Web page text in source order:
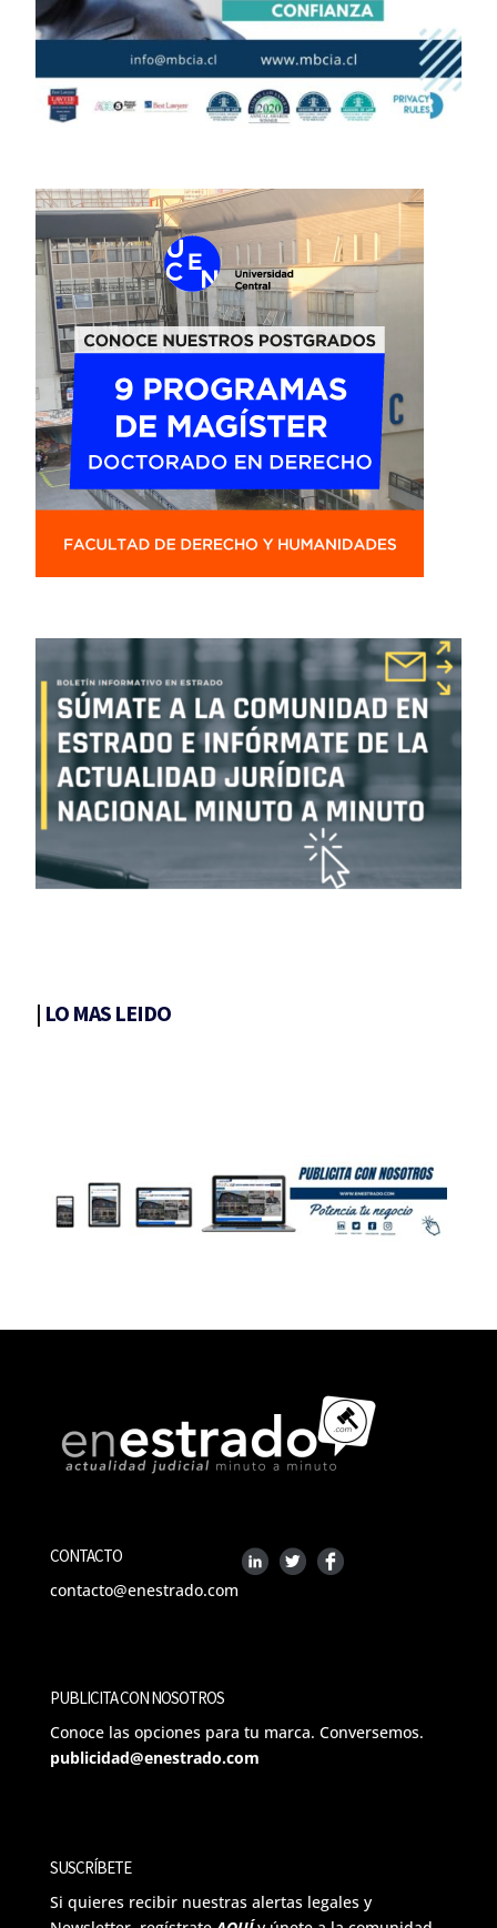
| LO MAS LEIDO
CONTACTO
contacto@enestrado.com
PUBLICITA CON NOSOTROS
Conoce las opciones para tu marca. Conversemos.
publicidad@enestrado.com
SUSCRÍBETE
Si quieres recibir nuestras alertas legales y